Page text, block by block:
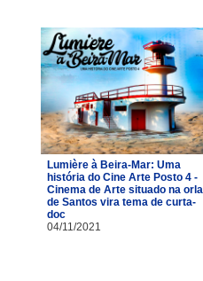
Lumière à Beira-Mar: Uma
história do Cine Arte Posto 4 -
Cinema de Arte situado na orla
de Santos vira tema de curta-
doc
04/11/2021